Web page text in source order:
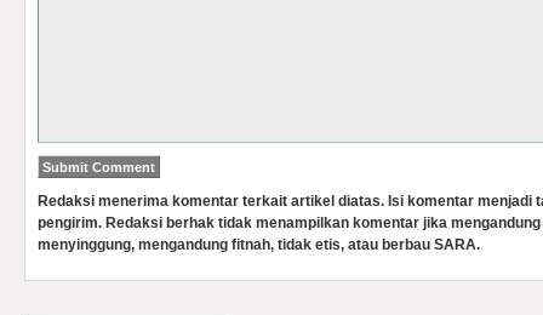
Redaksi menerima komentar terkait artikel diatas. Isi komentar menjadi
pengirim. Redaksi berhak tidak menampilkan komentar jika
menyinggung, mengandung fitnah, tidak etis, atau berbau SARA.